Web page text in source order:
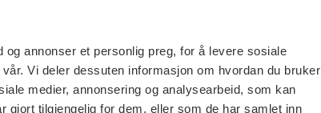
annonser et personlig preg, for å levere sosiale
Vi deler dessuten informasjon om hvordan du bruker
medier, annonsering og analysearbeid, som kan
gjort tilgjengelig for dem, eller som de har samlet inn
Last ned logo